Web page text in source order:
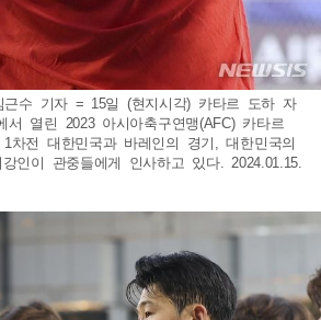
근수 기자 = 15일 (현지시각) 카타르 도하 자
서 열린 2023 아시아축구연맹(AFC) 카타르
차전 대한민국과 바레인의 경기, 대한민국의
인이 관중들에게 인사하고 있다. 2024.01.15.